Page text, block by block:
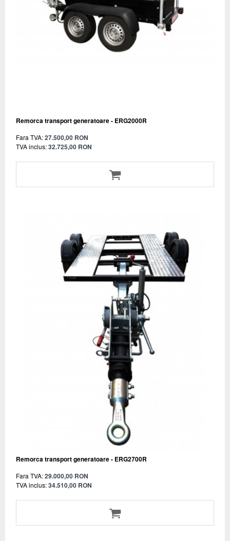
Remorca transport generatoare - ERG2000R
Fara TVA:27.500,00 RON
TVA inclus:32.725,00 RON
Remorca transport generatoare - ERG2700R
Fara TVA:29.000,00 RON
TVA inclus:34.510,00 RON